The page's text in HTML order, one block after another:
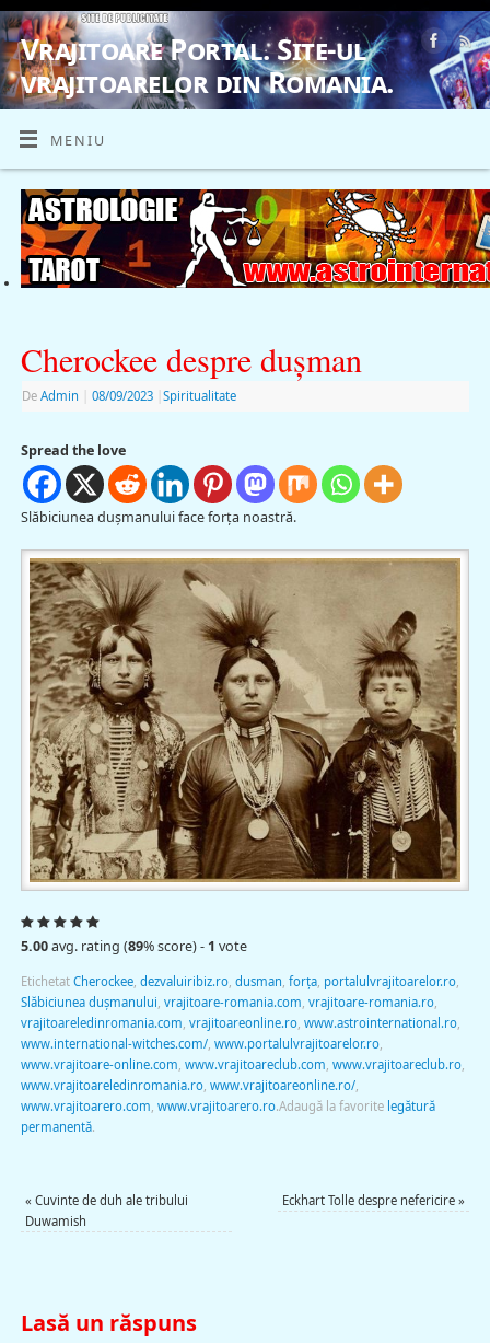
Vrajitoare Portal. Site-ul
vrajitoarelor din Romania.
VRAJITOARE, VRAJITOARELE, VRAJITOARE
MENIU
Cherockee despre duşman
De Admin 08/09/2023 Spiritualitate
Spread the love
Slăbiciunea duşmanului face forţa noastră.
5.00avg. rating (89% score) - 1 vote
Etichetat Cherockee, dezvaluiribiz.ro, dusman, forţa, portalulvrajitoarelor.ro,
Slăbiciunea duşmanului, vrajitoare-romania.com, vrajitoare-romania.ro,
vrajitoareledinromania.com, vrajitoareonline.ro, www.astrointernational.ro,
www.international-witches.com/, www.portalulvrajitoarelor.ro,
www.vrajitoare-online.com, www.vrajitoareclub.com, www.vrajitoareclub.ro,
www.vrajitoareledinromania.ro, www.vrajitoareonline.ro/,
www.vrajitoarero.com, www.vrajitoarero.ro.Adaugă la favorite legătură
permanentă.
« Cuvinte de duh ale tribului
Duwamish
Eckhart Tolle despre nefericire»
Lasă un răspuns